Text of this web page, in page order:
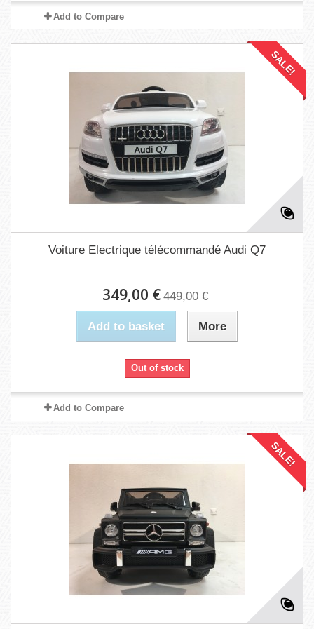
Add to Compare
SALE!
Voiture Electrique télécommandé Audi Q7
349,00 € 449,00 €
Add to basket More
Out of stock
Add to Compare
SALE!